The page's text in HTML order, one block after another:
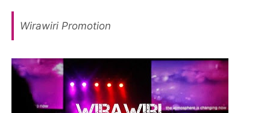
Wirawiri Promotion